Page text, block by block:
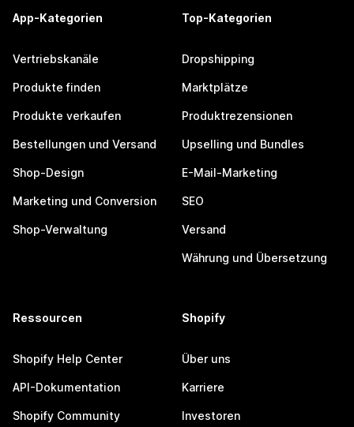
App-Kategorien
Vertriebskanäle
Produkte finden
Produkte verkaufen
Bestellungen und Versand
Shop-Design
Marketing und Conversion
Shop-Verwaltung
Top-Kategorien
Dropshipping
Marktplätze
Produktrezensionen
Upselling und Bundles
E-Mail-Marketing
SEO
Versand
Währung und Übersetzung
Ressourcen
Shopify Help Center
API-Dokumentation
Shopify Community
Shopify
Über uns
Karriere
Investoren